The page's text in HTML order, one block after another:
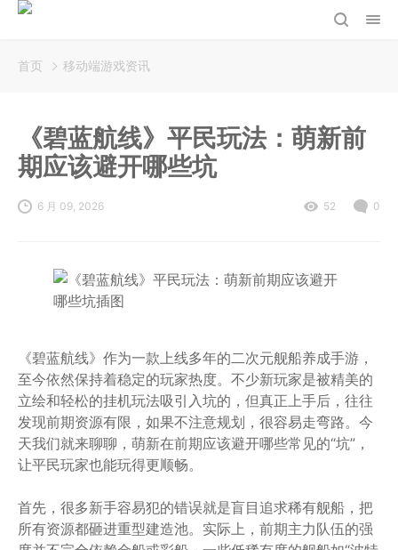
首页 移动端游戏资讯
《碧蓝航线》平民玩法：萌新前
期应该避开哪些坑
6 月 09, 2026 52 0
《碧蓝航线》作为一款上线多年的二次元舰船养成手游，
至今依然保持着稳定的玩家热度。不少新玩家是被精美的
立绘和轻松的挂机玩法吸引入坑的，但真正上手后，往往
发现前期资源有限，如果不注意规划，很容易走弯路。今
天我们就来聊聊，萌新在前期应该避开哪些常见的“坑”，
让平民玩家也能玩得更顺畅。
首先，很多新手容易犯的错误就是盲目追求稀有舰船，把
所有资源都砸进重型建造池。实际上，前期主力队伍的强